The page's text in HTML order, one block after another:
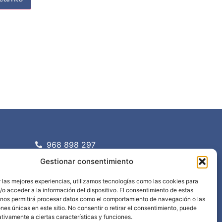
Gestionar consentimiento
las mejores experiencias, utilizamos tecnologías como las cookies para
o acceder a la información del dispositivo. El consentimiento de estas
permitirá procesar datos como el comportamiento de navegación o las
únicas en este sitio. No consentir o retirar el consentimiento, puede
a ciertas características y funciones.
968 898 297
info@edima.es
Aviso legal